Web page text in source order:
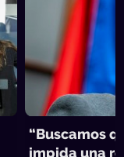
“Buscamos
impida una